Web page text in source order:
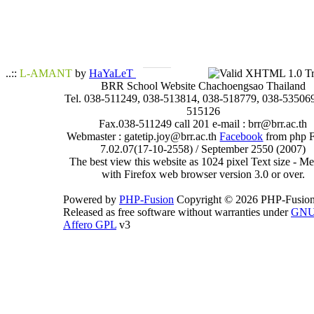
..:: L-AMANT by HaYaLeT
BRR School Website Chachoengsao Thailand
Tel. 038-511249, 038-513814, 038-518779, 038-
515126
Fax.038-511249 call 201 e-mail : brr@brr.ac.th
Webmaster : gatetip.joy@brr.ac.thFacebook from php
7.02.07(17-10-2558) / September 2550 (2007)
The best view this website as 1024 pixel Text size -
with Firefox web browser version 3.0 or over.
Powered by PHP-Fusion Copyright © 2026 PHP-
Released as free software without warranties under
Affero GPL v3